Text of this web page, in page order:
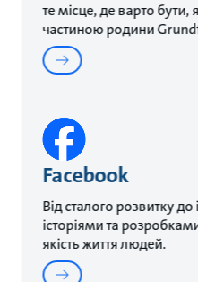
те місце, де варто бути,
частиною родини
Facebook
Від сталого розвитку
історіями та
якість життя людей.